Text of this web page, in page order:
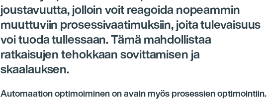
joustavuutta, jolloin voit reagoida nopeammin
muuttuviin prosessivaatimuksiin, joita tulevaisuus
voi tuoda tullessaan. Tämä mahdollistaa
ratkaisujen tehokkaan sovittamisen ja
skaalauksen.
Automaation optimoiminen on avain myös prosessien optimointiin.